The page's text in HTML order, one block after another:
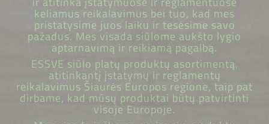
keliamus reikalavimus bei tuo, kad mes
pristatysime juos laiku ir tesėsime savo
pažadus. Mes visada siūlome aukšto lygio
aptarnavimą ir reikiamą pagalbą.
ESSVE siūlo platų produktų asortimentą,
atitinkantį įstatymų ir reglamentų
reikalavimus Šiaurės Europos regione, taip pat
dirbame, kad mūsų produktai būtų patvirtinti
visoje Europoje.